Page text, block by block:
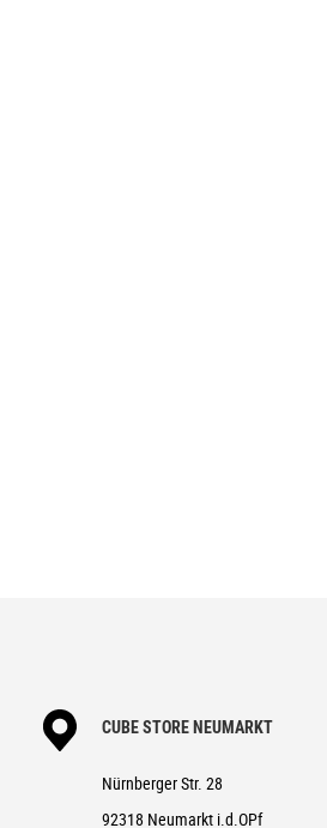
CUBE STORE NEUMARKT
Nürnberger Str. 28
92318 Neumarkt i.d.OPf